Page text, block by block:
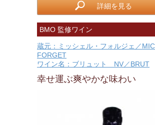
詳細を見る
BMO 監修ワイン
蔵元：ミッシェル・フォルジェ／
FORGET
ワイン名：ブリュット NV／BRUT
幸せ運ぶ爽やかな味わい